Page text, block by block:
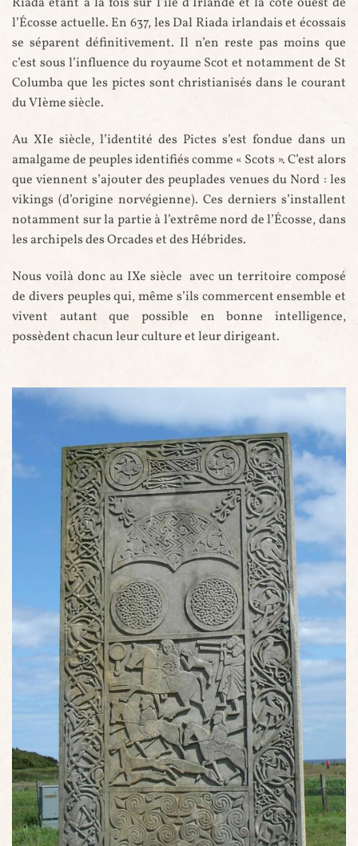
l’Écosse actuelle. En 637, les Dal Riada irlandais et écossais
se séparent définitivement. Il n’en reste pas moins que
c’est sous l’influence du royaume Scot et notamment de St
Columba que les pictes sont christianisés dans le courant
du VIème siècle.
Au XIe siècle, l’identité des Pictes s’est fondue dans un
amalgame de peuples identifiés comme « Scots ». C’est alors
que viennent s’ajouter des peuplades venues du Nord : les
vikings (d’origine norvégienne). Ces derniers s’installent
notamment sur la partie à l’extrême nord de l’Écosse, dans
les archipels des Orcades et des Hébrides.
Nous voilà donc au IXe siècle avec un territoire composé
de divers peuples qui, même s’ils commercent ensemble et
vivent autant que possible en bonne intelligence,
possèdent chacun leur culture et leur dirigeant.